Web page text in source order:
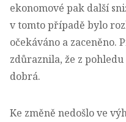
ekonomové pak další
v tomto případě bylo
očekáváno a zaceněno.
zdůraznila, že z
dobrá.
Ke změně nedošlo ve